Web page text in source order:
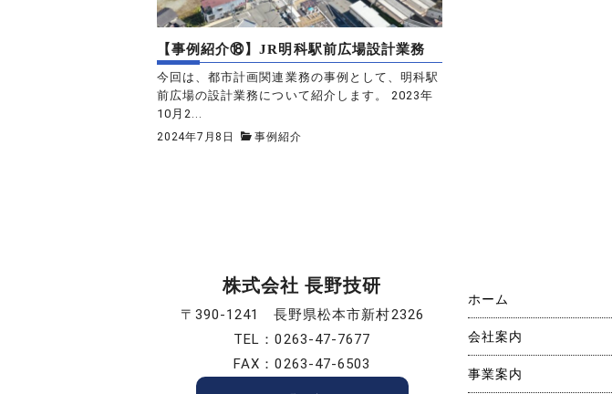
【事例紹介⑱】JR明科駅前広場設計業務
今回は、都市計画関連業務の事例として、明科駅
前広場の設計業務について紹介します。 2023年
10月2...
2024年7月8日 事例紹介
株式会社 長野技研
〒390-1241 長野県松本市新村2326
TEL：0263-47-7677
FAX：0263-47-6503
ホーム
会社案内
事業案内